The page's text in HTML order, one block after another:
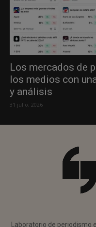
Los mercados de
los medios con
y análisis
31 julio, 2026
Laboratorio de periodismo